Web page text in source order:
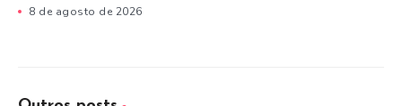
8 de agosto de 2026